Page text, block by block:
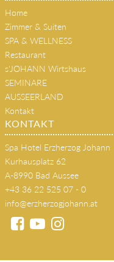
Home
Zimmer & Suiten
SPA & WELLNESS
Restaurant
s'JOHANN Wirtshaus
SEMINARE
AUSSEERLAND
Kontakt
KONTAKT
Spa Hotel Erzherzog Johann
Kurhausplatz 62
A-8990 Bad Aussee
+43 36 22 525 07 - 0
info@erzherzogjohann.at